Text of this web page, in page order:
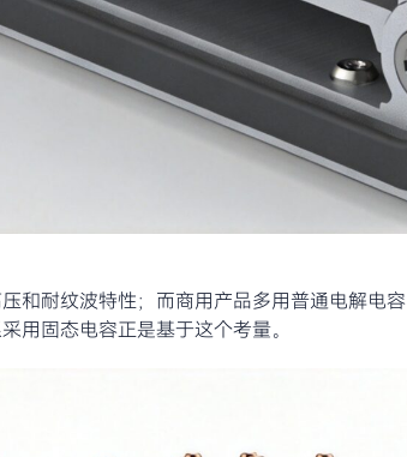
和耐纹波特性；而商用产品多用普通电解电
用固态电容正是基于这个考量。